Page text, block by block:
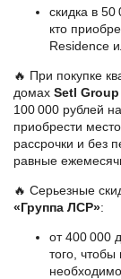
скидка в
кто
Residence
🔥 При покупке
домах Setl Group
100 000 рублей
приобрести
рассрочки и без
равные
🔥 Серьезные
«Группа ЛСР»:
от 400 000
того, чтобы